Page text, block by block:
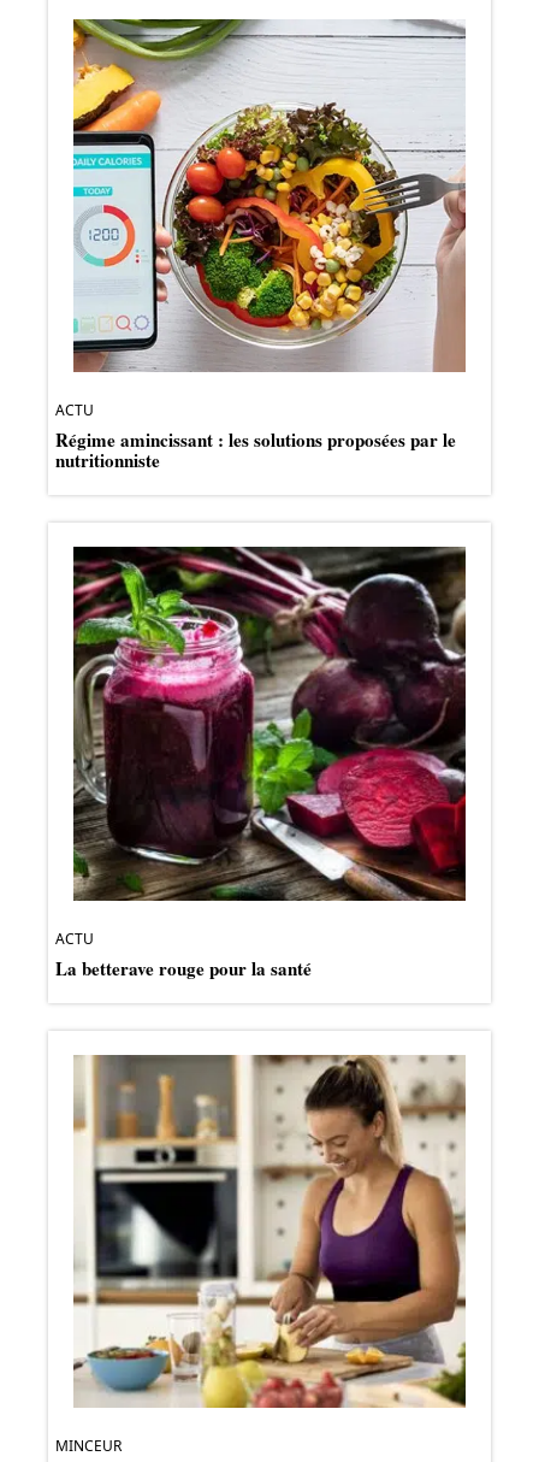
ACTU
Régime amincissant : les solutions proposées par le
nutritionniste
ACTU
La betterave rouge pour la santé
MINCEUR